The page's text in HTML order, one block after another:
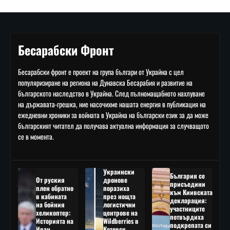
Бесарабски Фронт
Бесарабски фронт е проект на група българи от Украйна с цел
популяризиране на региона на Дунавска Бесарабия и развитие на
българското наследство в Украйна. След пълномащабното нахлуване
на държавата-грешка, ние насочихме нашата енергия в публикация на
ежедневни хроники за войната в Украйна на български език за да може
българският читател да получава актуална информация за случващото
се в момента.
От руския
плен обратно
в кабината
на бойния
хеликоптер:
Историята на
Украински
дронове
поразиха
през нощта
логистични
центрове на
Wildberries в
България се
присъедини
към Киивската
декларация:
участниците
потвърдиха
подкрепата си